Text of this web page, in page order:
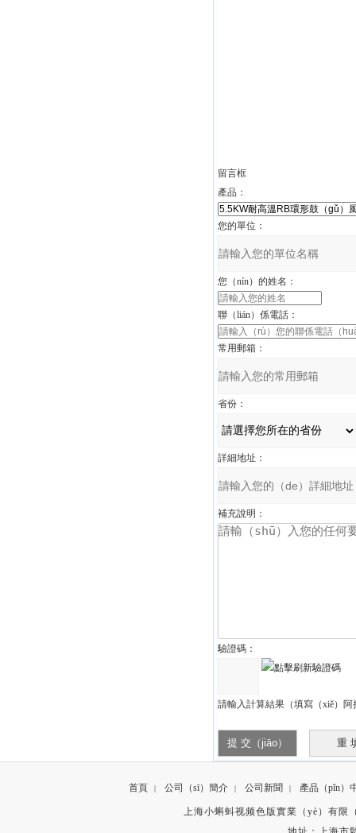
留言框
產品：
您的單位：
您（nín）的姓名：
聯（lián）係電話：
常用郵箱：
省份：
詳細地址：
補充說明：
驗證碼：
請輸入計算結果（填寫（xiě）
首頁 | 公司（sī）簡介 | 公司新聞 | 產品（pǐn）
上海小蝌蚪视频色版實業（yè）有限